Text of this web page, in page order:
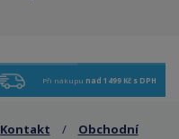
Při nákupu nad 1499 Kč s DPH
Kontakt /
Obchodní